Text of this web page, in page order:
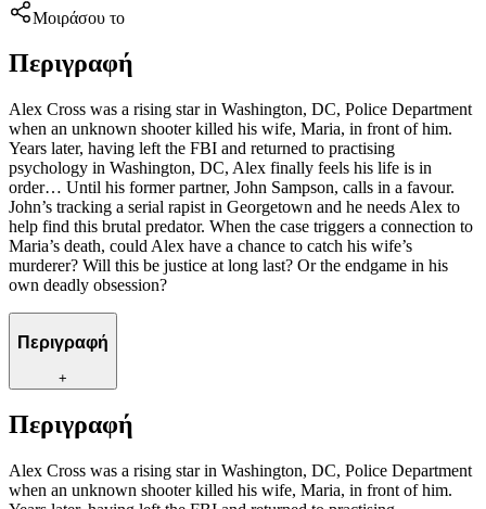
Μοιράσου το
Περιγραφή
Alex Cross was a rising star in Washington, DC, Police Department
when an unknown shooter killed his wife, Maria, in front of him.
Years later, having left the FBI and returned to practising
psychology in Washington, DC, Alex finally feels his life is in
order… Until his former partner, John Sampson, calls in a favour.
John’s tracking a serial rapist in Georgetown and he needs Alex to
help find this brutal predator. When the case triggers a connection to
Maria’s death, could Alex have a chance to catch his wife’s
murderer? Will this be justice at long last? Or the endgame in his
own deadly obsession?
Περιγραφή
+
Περιγραφή
Alex Cross was a rising star in Washington, DC, Police Department
when an unknown shooter killed his wife, Maria, in front of him.